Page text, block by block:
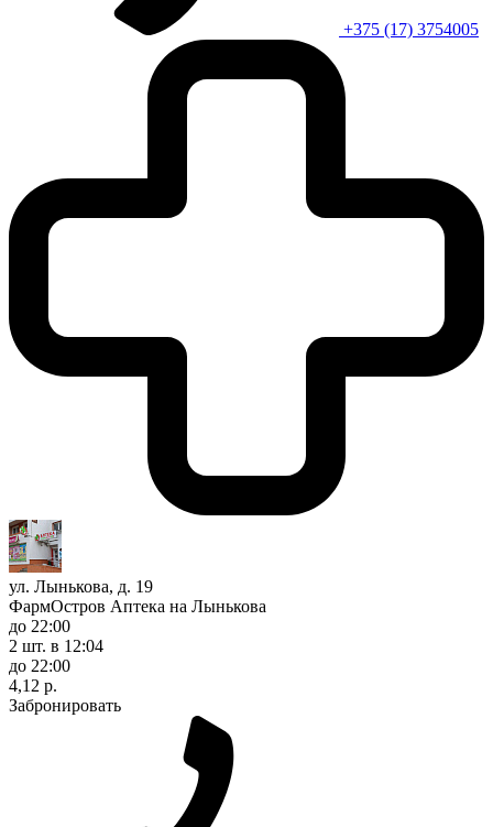
+375 (17) 3754005
ул. Лынькова, д. 19
ФармОстров Аптека на Лынькова
до 22:00
2 шт. в 12:04
до 22:00
4,12 р.
Забронировать